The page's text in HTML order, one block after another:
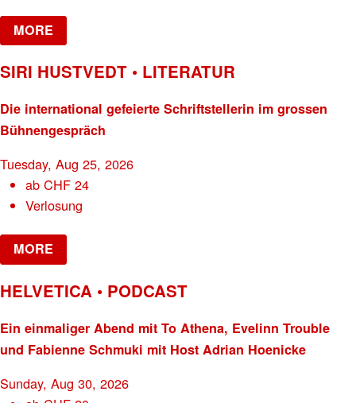
MORE
SIRI HUSTVEDT • LITERATUR
Die international gefeierte Schriftstellerin im grossen
Bühnengespräch
Tuesday, Aug 25, 2026
abCHF 24
Verlosung
MORE
HELVETICA • PODCAST
Ein einmaliger Abend mit To Athena, Evelinn Trouble
und Fabienne Schmuki mit Host Adrian Hoenicke
Sunday, Aug 30, 2026